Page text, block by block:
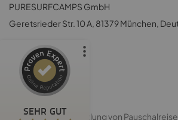
PURESURFCAMPS GmbH
Geretsrieder Str. 10 A, 81379 München,
KUNDENSERVICE
ARB AGB Vermittlung von
SEHR GUT
Empfehlungen auf
ProvenExpert.com
SEHR GUT
2.092
Bewertungen von
anderen Quellen
Blick aufs ProvenExpert-Profil werfen